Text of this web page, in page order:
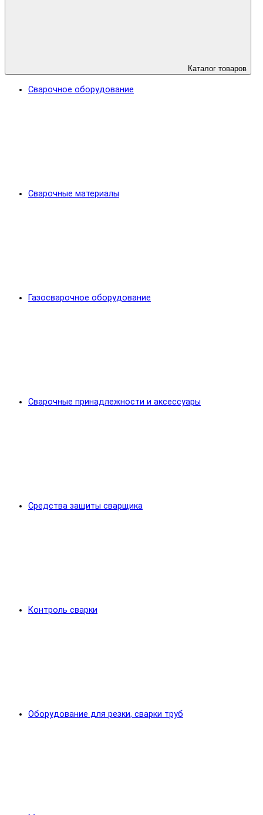
Каталог товаров
Сварочное оборудование
Сварочные материалы
Газосварочное оборудование
Сварочные принадлежности и аксессуары
Средства защиты сварщика
Контроль сварки
Оборудование для резки, сварки труб